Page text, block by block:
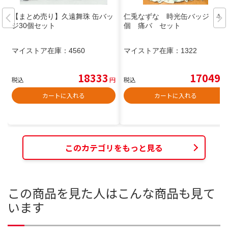
【まとめ売り】久遠舞珠 缶バッ
ジ30個セット
マイストア在庫： 4560
税込 18333 円
カートに入れる
仁兎なずな 時光缶バッジ 49
個 痛バ セット
マイストア在庫： 1322
税込 17049
カートに入れる
このカテゴリをもっと見る
この商品を見た人はこんな商品も見て
います